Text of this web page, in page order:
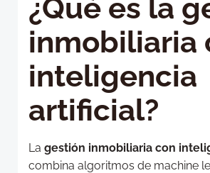
¿Qué es la
inmobiliaria
inteligencia
artificial?
La gestión inmobiliaria con
combina algoritmos de machine